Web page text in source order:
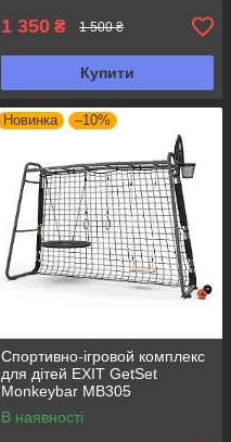
1 350 ₴ 1 500 ₴
Купити
Новинка –10%
Спортивно-ігровой комплекс
для дітей EXIT GetSet
Monkeybar MB305
В наявності